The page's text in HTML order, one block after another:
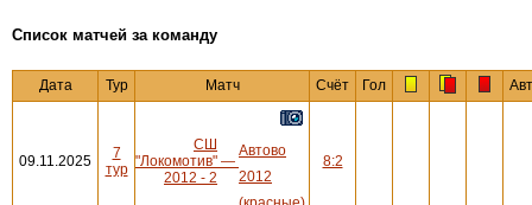
Cписок матчей за команду
Дата Тур Матч Счёт Гол
09.11.2025
7
тур
СШ
"Локомотив"
2012 - 2
—
Автово
2012
8:2